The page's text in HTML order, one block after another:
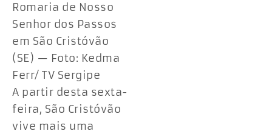
Romaria de Nosso
Senhor dos Passos
em São Cristóvão
(SE) — Foto: Kedma
Ferr/ TV Sergipe
A partir desta sexta-
feira, São Cristóvão
vive mais uma